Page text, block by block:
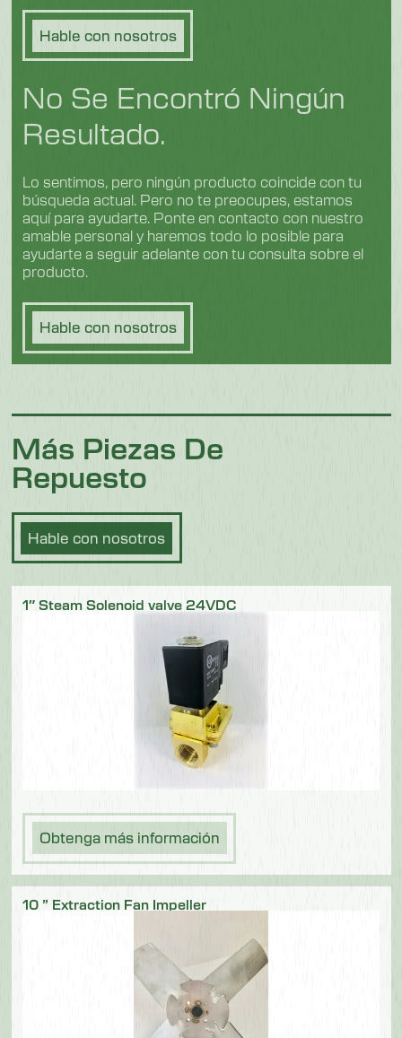
Hable con nosotros
No Se Encontró Ningún
Resultado.
Lo sentimos, pero ningún producto coincide con tu
búsqueda actual. Pero no te preocupes, estamos
aquí para ayudarte. Ponte en contacto con nuestro
amable personal y haremos todo lo posible para
ayudarte a seguir adelante con tu consulta sobre el
producto.
Hable con nosotros
Más Piezas De
Repuesto
Hable con nosotros
1″ Steam Solenoid valve 24VDC
Obtenga más información
10 ” Extraction Fan Impeller